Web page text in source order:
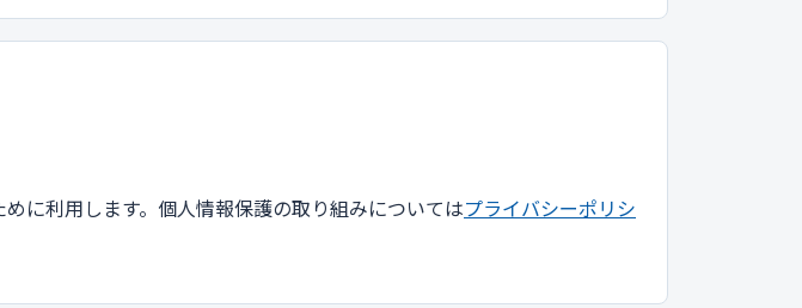
に利用します。個人情報保護の取り組みについてはプライバシーポリシ